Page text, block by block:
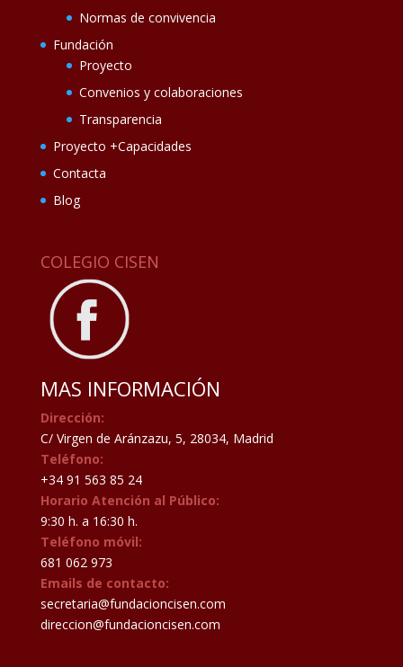
Normas de convivencia
Fundación
Proyecto
Convenios y colaboraciones
Transparencia
Proyecto +Capacidades
Contacta
Blog
COLEGIO CISEN
MAS INFORMACIÓN
Dirección:
C/ Virgen de Aránzazu, 5, 28034, Madrid
Teléfono:
+34 91 563 85 24
Horario Atención al Público:
9:30 h. a 16:30 h.
Teléfono móvil:
681 062 973
Emails de contacto:
secretaria@fundacioncisen.com
direccion@fundacioncisen.com